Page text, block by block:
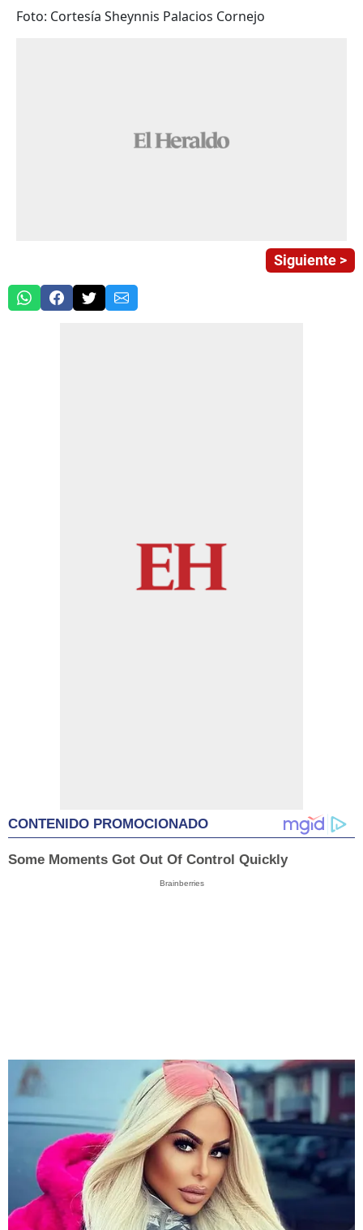
Foto: Cortesía Sheynnis Palacios Cornejo
Siguiente >
CONTENIDO PROMOCIONADO
Some Moments Got Out Of Control Quickly
Brainberries